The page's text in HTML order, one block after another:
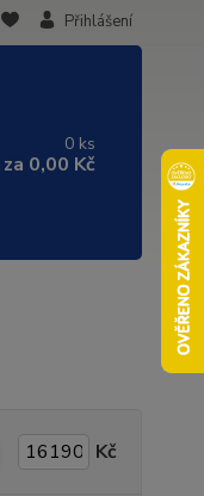
Přihlášení
0 ks
za 0,00 Kč
Kč